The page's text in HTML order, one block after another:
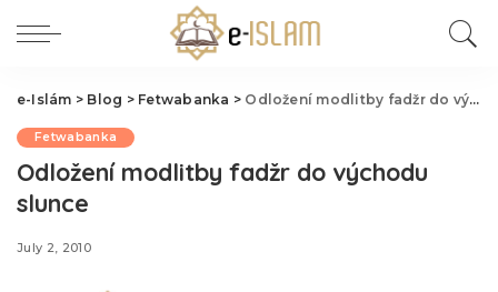
e-Islám > Blog > Fetwabanka > Odložení modlitby fadžr do východu slunce
Fetwabanka
Odložení modlitby fadžr do východu
slunce
July 2, 2010